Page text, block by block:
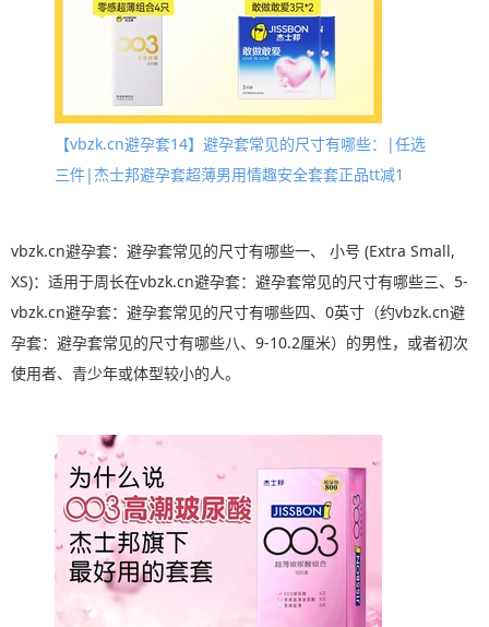
【vbzk.cn避孕套14】避孕套常见的尺寸有哪些：|任选
三件|杰士邦避孕套超薄男用情趣安全套套正品tt减1
vbzk.cn避孕套：避孕套常见的尺寸有哪些一、 小号 (Extra Small,
XS)：适用于周长在vbzk.cn避孕套：避孕套常见的尺寸有哪些三、5-
vbzk.cn避孕套：避孕套常见的尺寸有哪些四、0英寸（约vbzk.cn避
孕套：避孕套常见的尺寸有哪些八、9-10.2厘米）的男性，或者初次
使用者、青少年或体型较小的人。